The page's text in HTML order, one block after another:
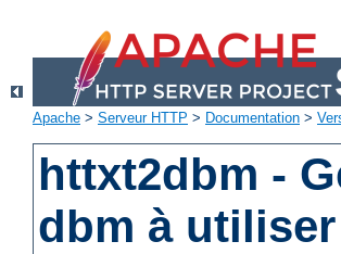
Apache > Serveur HTTP > Documentation >
httxt2dbm -
dbm à